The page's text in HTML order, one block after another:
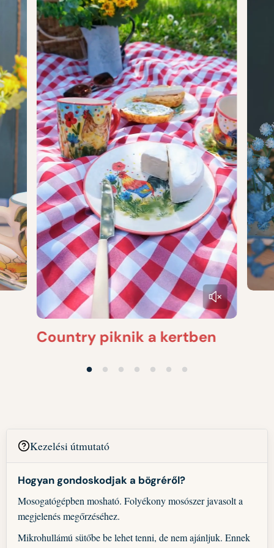
Csupor 8 9 400 13,53 0,85
Jumbo 9 13 600 20,29 1,27
Kisjumbo 8.5 12 450 15,22 0,95
Design 10.5 9.5 400 13,53 0,85
Óriás 14 10.5 600 20,29 1,27
Kanna 16 – 1700 57,48 3,59
Kistányér 2 14 – – –
Reggeliző 2 19.5 – –
Country piknik a kertben
Kezelési útmutató
Hogyan gondoskodjak a bögréről?
Mosogatógépben mosható. Folyékony mosószer javasolt a
megjelenés megőrzéséhez.
Mikrohullámú sütőbe be lehet tenni, de nem ajánljuk. Ennek